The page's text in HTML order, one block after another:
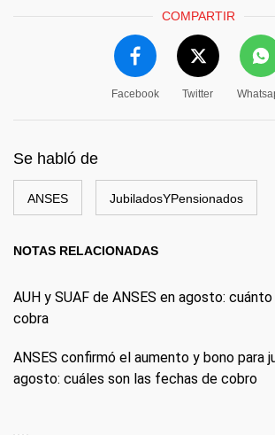
COMPARTIR
Facebook Twitter
Se habló de
ANSES JubiladosYPensionados
NOTAS RELACIONADAS
AUH y SUAF de ANSES en agosto:
cobra
ANSES confirmó el aumento y bono para
agosto: cuáles son las fechas de cobro